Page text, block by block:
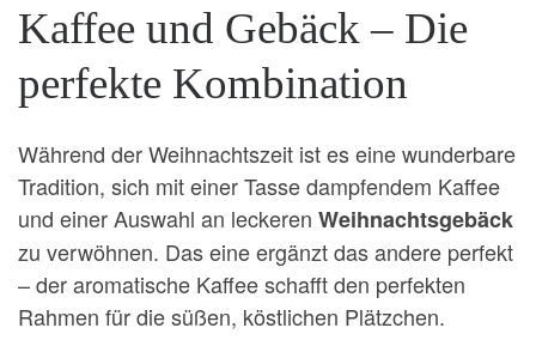
Kaffee und Gebäck – Die
perfekte Kombination
Während der Weihnachtszeit ist es eine wunderbare
Tradition, sich mit einer Tasse dampfendem Kaffee
und einer Auswahl an leckeren Weihnachtsgebäck
zu verwöhnen. Das eine ergänzt das andere perfekt
– der aromatische Kaffee schafft den perfekten
Rahmen für die süßen, köstlichen Plätzchen.